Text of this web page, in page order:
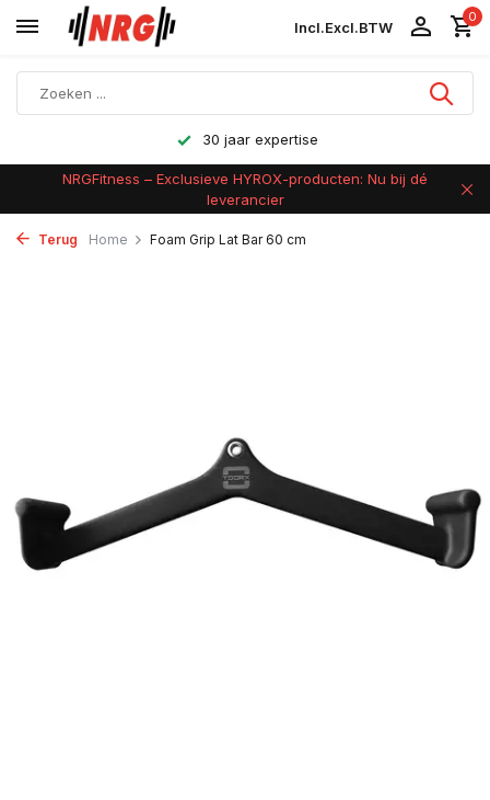
Incl.Excl.BTW
0
30 jaar expertise
NRGFitness – Exclusieve HYROX-producten: Nu bij dé
leverancier
Terug Home Foam Grip Lat Bar 60 cm